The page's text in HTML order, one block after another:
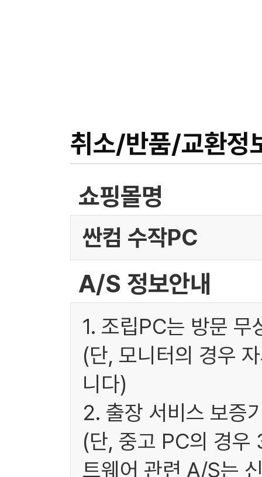
취소/반품/교환정
쇼핑몰명
싼컴 수작PC
A/S 정보안내
1. 조립PC는 방문
(단, 모니터의 경우
니다)
2. 출장 서비스 보증
(단, 중고 PC의 경우
트웨어 관련 A/S는